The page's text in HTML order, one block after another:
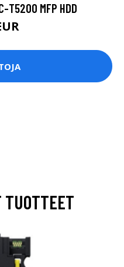
T5200 MFP HDD